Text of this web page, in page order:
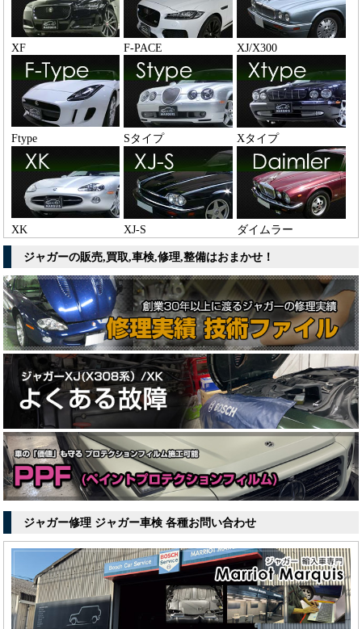
XF F-PACE XJ/X300
Ftype Sタイプ Xタイプ
XK XJ-S ダイムラー
ジャガーの販売,買取,車検,修理,整備はおまかせ！
ジャガー修理 ジャガー車検 各種お問い合わせ